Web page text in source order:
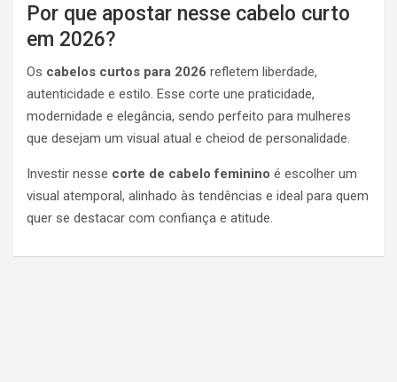
Por que apostar nesse cabelo curto
em 2026?
Os cabelos curtos para 2026 refletem liberdade,
autenticidade e estilo. Esse corte une praticidade,
modernidade e elegância, sendo perfeito para mulheres
que desejam um visual atual e cheiod de personalidade.
Investir nesse corte de cabelo feminino é escolher um
visual atemporal, alinhado às tendências e ideal para quem
quer se destacar com confiança e atitude.